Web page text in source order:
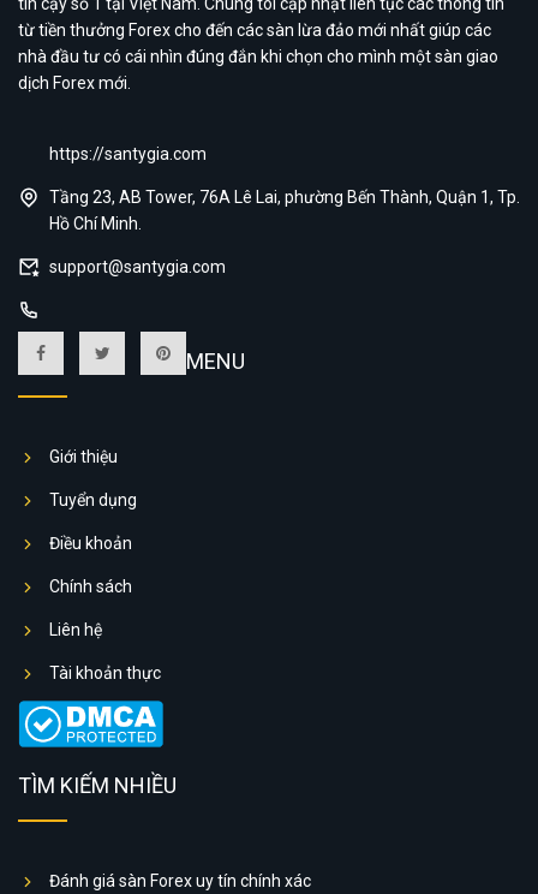
từ tiền thưởng Forex cho đến các sàn lừa đảo mới nhất giúp các
nhà đầu tư có cái nhìn đúng đắn khi chọn cho mình một sàn giao
dịch Forex mới.
https://santygia.com
Tầng 23, AB Tower, 76A Lê Lai, phường Bến Thành, Quận 1, Tp.
Hồ Chí Minh.
support@santygia.com
MENU
Giới thiệu
Tuyển dụng
Điều khoản
Chính sách
Liên hệ
Tài khoản thực
TÌM KIẾM NHIỀU
Đánh giá sàn Forex uy tín chính xác